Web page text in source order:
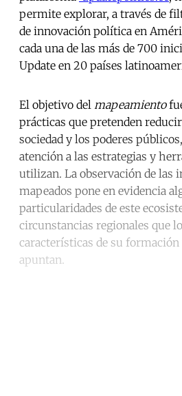
permite explorar, a través de
de innovación política en
cada una de las más de 700
Update en 20 países
El objetivo del mapeamiento
prácticas que pretenden
sociedad y los poderes
atención a las estrategias y
utilizan. La observación de las
mapeados pone en evidencia
particularidades de este
circunstancias regionales que
características de su formación
apuntan.